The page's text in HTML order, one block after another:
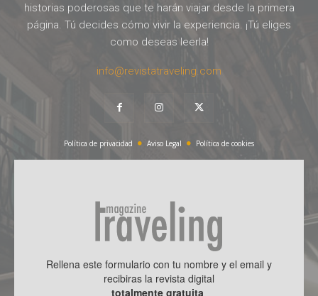
historias poderosas que te harán viajar desde la primera
página. Tú decides cómo vivir la experiencia. ¡Tú eliges
como deseas leerla!
info@revistatraveling.com
Política de privacidad Aviso Legal Política de cookies